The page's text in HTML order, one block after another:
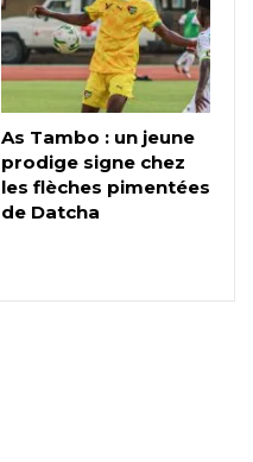
As Tambo : un jeune
prodige signe chez
les flèches pimentées
de Datcha